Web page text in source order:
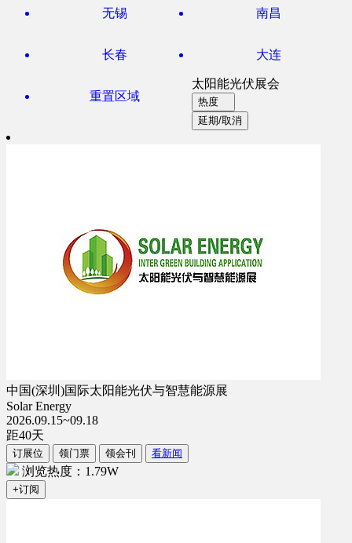
无锡 南昌
长春 大连
重置区域
太阳能光伏展会
热度
延期/取消
中国(深圳)国际太阳能光伏与智慧能源展
Solar Energy
2026.09.15~09.18
距40天
订展位 领门票 领会刊 看新闻
浏览热度：1.79W
+订阅